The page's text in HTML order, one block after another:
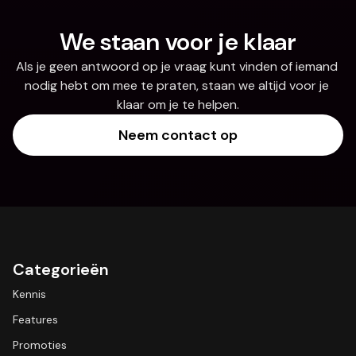
We staan voor je klaar
Als je geen antwoord op je vraag kunt vinden of iemand
nodig hebt om mee te praten, staan we altijd voor je
klaar om je te helpen.
Neem contact op
Categorieën
Kennis
Features
Promoties